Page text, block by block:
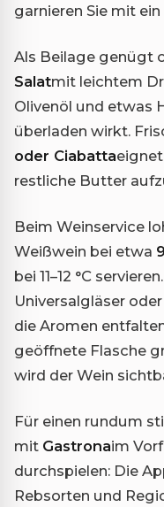
garnieren Sie mit
Als Beilage genügt
Salatmit leichtem
Olivenöl und etwas
überladen wirkt.
oder Ciabatta
restliche Butter
Beim Weinservice
Weißwein bei etwa
bei 11–12 °C
Universalgläser
die Aromen
geöffnete Flasche
wird der Wein
Für einen rundum
mit Gastronaim
durchspielen: Die
Rebsorten und